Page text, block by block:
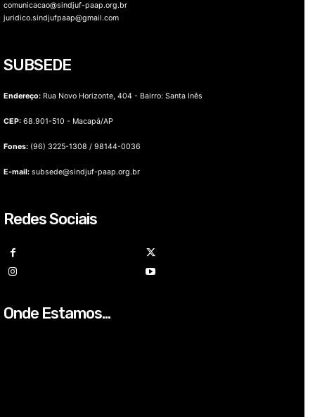
comunicacao@sindjuf-paap.org.br
juridico.sindjufpaap@gmail.com
SUBSEDE
Endereço: Rua Novo Horizonte, 404 - Bairro: Santa Inês
CEP: 68.901-510 - Macapá/AP
Fones: (96) 3225-1308 / 98144-0036
E-mail: subsede@sindjuf-paap.org.br
Redes Sociais
Onde Estamos...